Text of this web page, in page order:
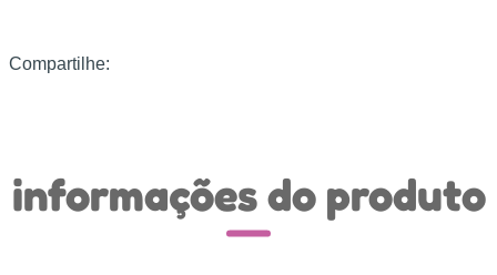
Compartilhe:
informações do produto